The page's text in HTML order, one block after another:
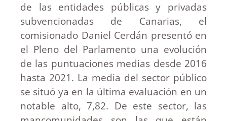
de las entidades públicas y privadas
subvencionadas de Canarias, el
comisionado Daniel Cerdán presentó en
el Pleno del Parlamento una evolución
de las puntuaciones medias desde 2016
hasta 2021. La media del sector público
se situó ya en la última evaluación en un
notable alto, 7,82. De este sector, las